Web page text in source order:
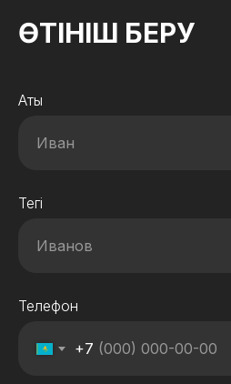
ӨТІНІШ БЕРУ
Аты
Тегі
Телефон
+7